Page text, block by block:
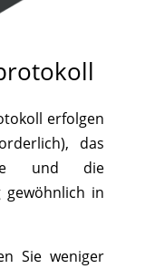
erfolgen
das
und die
gewöhnlich in
Sie weniger